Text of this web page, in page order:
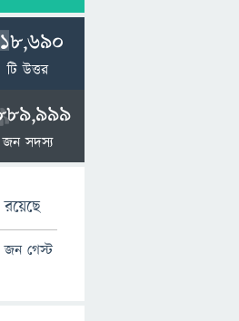
18,690
টি উত্তর
জন সদস্য
জন গেস্ট